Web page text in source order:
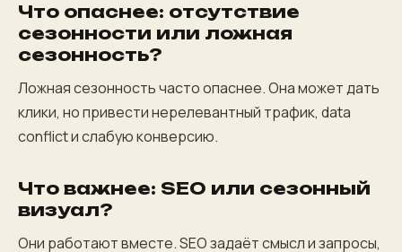
Что опаснее: отсутствие
сезонности или ложная
сезонность?
Ложная сезонность часто опаснее. Она может дать
клики, но привести нерелевантный трафик, data
conflict и слабую конверсию.
Что важнее: SEO или сезонный
визуал?
Они работают вместе. SEO задаёт смысл и запросы,